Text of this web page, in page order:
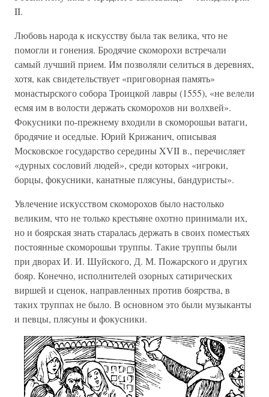
II.
Любовь народа к искусству была так велика, что не
помогли и гонения. Бродячие скоморохи встречали
самый лучший прием. Им позволяли селиться в деревнях,
хотя, как свидетельствует «приговорная память»
монастырского собора Троицкой лавры (1555), «не велели
есмя им в волости держать скоморохов ни волхвей».
Фокусники по-прежнему входили в скоморошьи ватаги,
бродячие и оседлые. Юрий Крижанич, описывая
Московское государство середины XVII в., перечисляет
«дурных сословий людей», среди которых «игроки,
борцы, фокусники, канатные плясуны, бандуристы».
Увлечение искусством скоморохов было настолько
великим, что не только крестьяне охотно принимали их,
но и боярская знать старалась держать в своих поместьях
постоянные скоморошьи труппы. Такие труппы были
при дворах И. И. Шуйского, Д. М. Пожарского и других
бояр. Конечно, исполнителей озорных сатирических
виршей и сценок, направленных против боярства, в
таких труппах не было. В основном это были музыканты
и певцы, плясуны и фокусники.